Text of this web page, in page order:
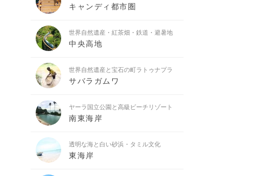
キャンディ都市圏
世界自然遺産・紅茶畑・鉄道・避暑地
中央高地
世界自然遺産と宝石の町ラトゥナプラ
サバラガムワ
ヤーラ国立公園と高級ビーチリゾート
南東海岸
透明な海と白い砂浜・タミル文化
東海岸